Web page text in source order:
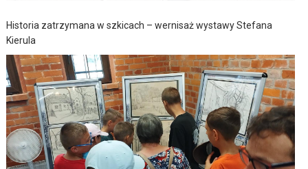
Historia zatrzymana w szkicach – wernisaż wystawy Stefana
Kierula